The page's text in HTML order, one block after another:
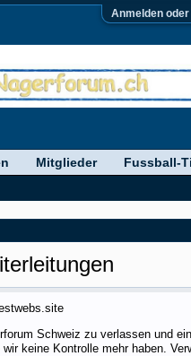
Anmelden
Schweiz zu verlassen und
keine Kontrolle mehr haben.
Mitglieder Fussball-